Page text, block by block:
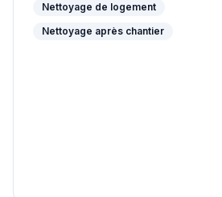
Nettoyage de logement
Nettoyage après chantier